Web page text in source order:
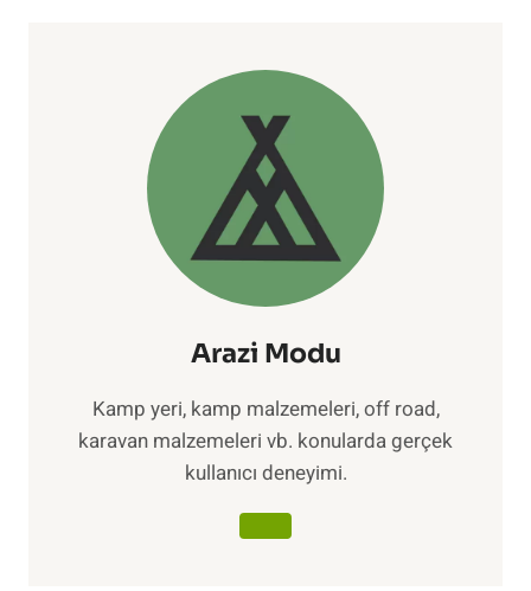
Arazi Modu
Kamp yeri, kamp malzemeleri, off road,
karavan malzemeleri vb. konularda gerçek
kullanıcı deneyimi.